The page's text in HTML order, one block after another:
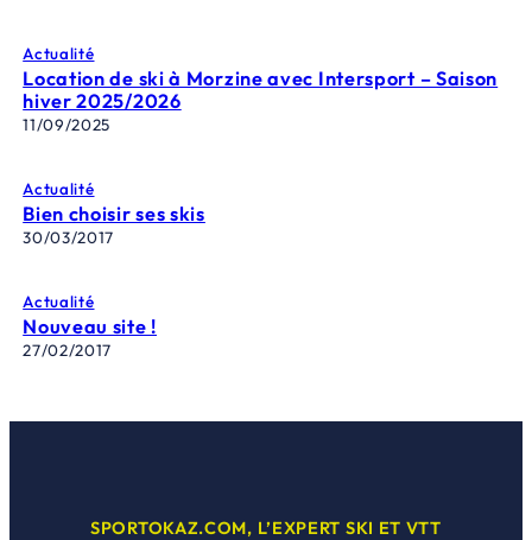
Actualité
Location de ski à Morzine avec Intersport – Saison
hiver 2025/2026
11/09/2025
Actualité
Bien choisir ses skis
30/03/2017
Actualité
Nouveau site !
27/02/2017
SPORTOKAZ.COM, L’EXPERT SKI ET VTT